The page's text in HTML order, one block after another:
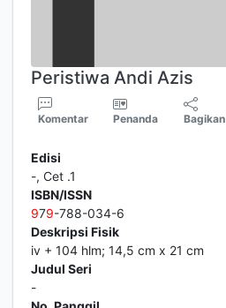
Peristiwa Andi Azis
Komentar Penanda Bagikan
Edisi
-, Cet .1
ISBN/ISSN
979-788-034-6
Deskripsi Fisik
iv + 104 hlm; 14,5 cm x 21 cm
Judul Seri
-